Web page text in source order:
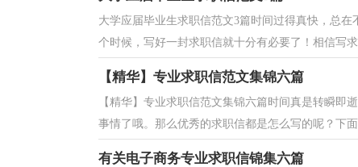
大学应届毕业生求职信范文3篇时间过得真快，总
个时候，写好一封求职信就十分有必要了！相信写
【精华】专业求职信范文集锦六篇
【精华】专业求职信范文集锦六篇时间真是转瞬即
事情了哦。那么优秀的求职信都是怎么写的呢？下
有关电子商务专业求职信锦集六篇